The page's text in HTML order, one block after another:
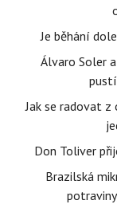
Je běhání
Álvaro Soler
Jak se radovat
Don Toliver
Brazilská